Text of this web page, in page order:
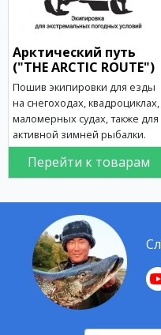
Арктический путь
("THE ARCTIC ROUTE")
Пошив экипировки для езды
на снегоходах, квадроциклах,
маломерных судах, также для
активной зимней рыбалки.
Перейти к товарам